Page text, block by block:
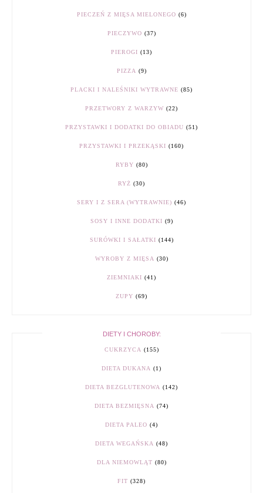
PIECZEŃ Z MIĘSA MIELONEGO (6)
PIECZYWO (37)
PIEROGI (13)
PIZZA (9)
PLACKI I NALEŚNIKI WYTRAWNE (85)
PRZETWORY Z WARZYW (22)
PRZYSTAWKI I DODATKI DO OBIADU (51)
PRZYSTAWKI I PRZEKĄSKI (160)
RYBY (80)
RYŻ (30)
SERY I Z SERA (WYTRAWNIE) (46)
SOSY I INNE DODATKI (9)
SURÓWKI I SAŁATKI (144)
WYROBY Z MIĘSA (30)
ZIEMNIAKI (41)
ZUPY (69)
DIETY I CHOROBY:
CUKRZYCA (155)
DIETA DUKANA (1)
DIETA BEZGLUTENOWA (142)
DIETA BEZMIĘSNA (74)
DIETA PALEO (4)
DIETA WEGAŃSKA (48)
DLA NIEMOWLĄT (80)
FIT (328)